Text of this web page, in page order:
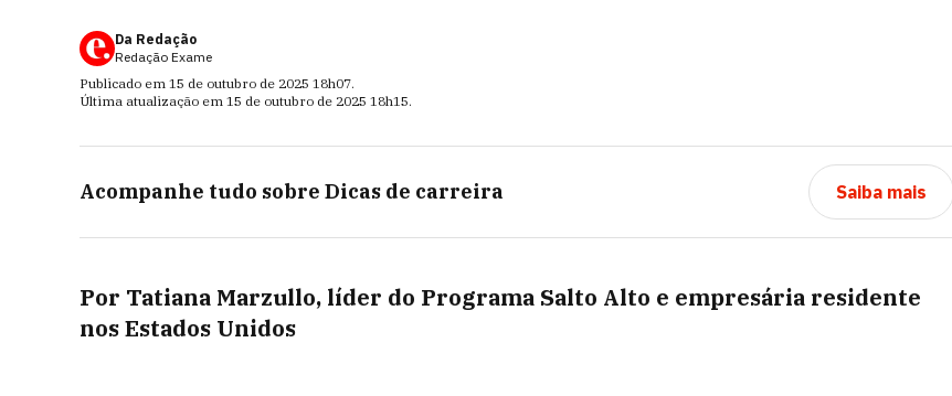
Da Redação
Redação Exame
Publicado em 15 de outubro de 2025 18h07.
Última atualização em 15 de outubro de 2025 18h15.
Acompanhe tudo sobre Dicas de carreira Saiba mais
Por Tatiana Marzullo, líder do Programa Salto Alto e empresária residente
nos Estados Unidos